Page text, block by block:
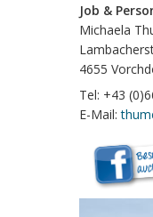
Job &
Michaela
4655
Tel: +43
E-Mail: